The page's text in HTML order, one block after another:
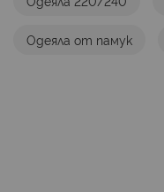
Одеяла от памук